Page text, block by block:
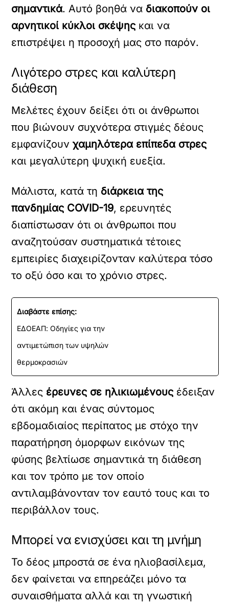
σημαντικά. Αυτό βοηθά να διακοπούν οι
αρνητικοί κύκλοι σκέψηςκαι να
επιστρέψει η προσοχή μας στο παρόν.
Λιγότερο στρες και καλύτερη
διάθεση
Μελέτες έχουν δείξει ότι οι άνθρωποι
που βιώνουν συχνότερα στιγμές δέους
εμφανίζουνχαμηλότερα επίπεδα στρες
και μεγαλύτερη ψυχική ευεξία.
Μάλιστα, κατά τη διάρκεια της
πανδημίας COVID-19, ερευνητές
διαπίστωσαν ότι οι άνθρωποι που
αναζητούσαν συστηματικά τέτοιες
εμπειρίες διαχειρίζονταν καλύτερα τόσο
το οξύ όσο και το χρόνιο στρες.
Διαβάστε επίσης:
ΕΔΟΕΑΠ: Οδηγίες για την
αντιμετώπιση των υψηλών
θερμοκρασιών
Άλλες έρευνες σε ηλικιωμένουςέδειξαν
ότι ακόμη και ένας σύντομος
εβδομαδιαίος περίπατος με στόχο την
παρατήρηση όμορφων εικόνων της
φύσης βελτίωσε σημαντικά τη διάθεση
και τον τρόπο με τον οποίο
αντιλαμβάνονταν τον εαυτό τους και το
περιβάλλον τους.
Μπορεί να ενισχύσει και τη μνήμη
Το δέος μπροστά σε ένα ηλιοβασίλεμα,
δεν φαίνεται να επηρεάζει μόνο τα
συναισθήματα αλλά και τη γνωστική